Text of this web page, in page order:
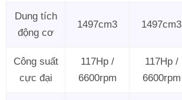
Dung tích
động cơ
1497cm3 1497cm3
Công suất
cực đại
117Hp /
6600rpm
117Hp /
6600rpm